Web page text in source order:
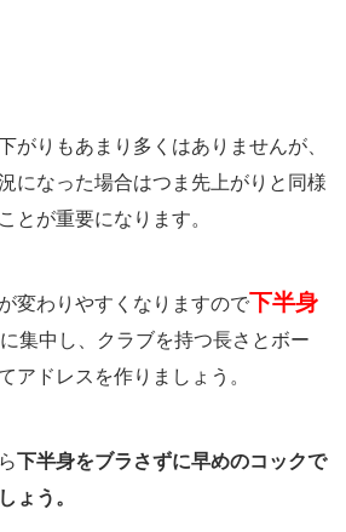
がりもあまり多くはありませんが、
になった場合はつま先上がりと同様
とが重要になります。
変わりやすくなりますので下半身
集中し、クラブを持つ長さとボー
アドレスを作りましょう。
下半身をブラさずに早めのコックで
ょう。